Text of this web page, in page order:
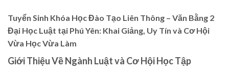
Tuyển Sinh Khóa Học Đào Tạo Liên Thông – Văn Bằng 2
Đại Học Luật tại Phú Yên: Khai Giảng, Uy Tín và Cơ Hội
Vừa Học Vừa Làm
Giới Thiệu Về Ngành Luật và Cơ Hội Học Tập